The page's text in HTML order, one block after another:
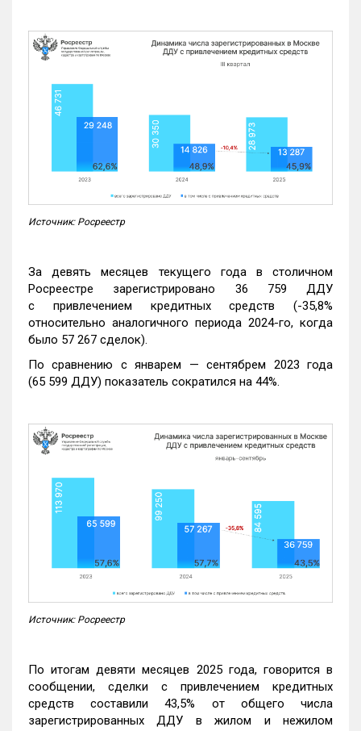
Источник: Росреестр
За девять месяцев текущего года в столичном
Росреестре зарегистрировано 36 759 ДДУ
с привлечением кредитных средств (-35,8%
относительно аналогичного периода 2024-го, когда
было 57 267 сделок).
По сравнению с январем — сентябрем 2023 года
(65 599 ДДУ) показатель сократился на 44%.
Источник: Росреестр
По итогам девяти месяцев 2025 года, говорится в
сообщении, сделки с привлечением кредитных
средств составили 43,5% от общего числа
зарегистрированных ДДУ в жилом и нежилом